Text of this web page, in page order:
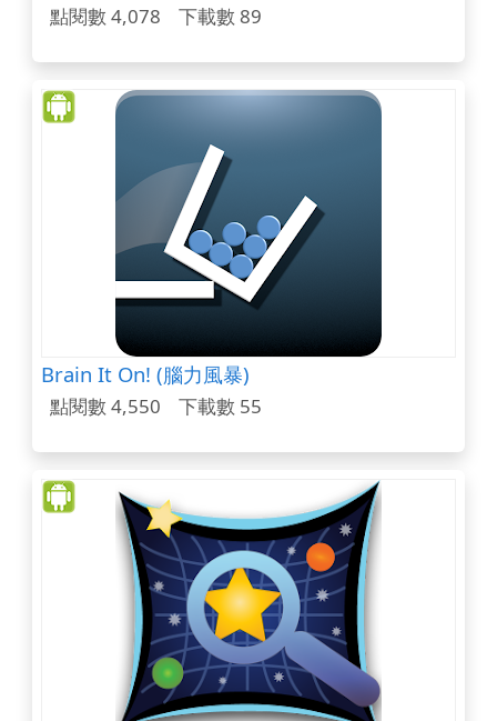
點閱數 4,078 下載數 89
Brain It On! (腦力風暴)
點閱數 4,550 下載數 55